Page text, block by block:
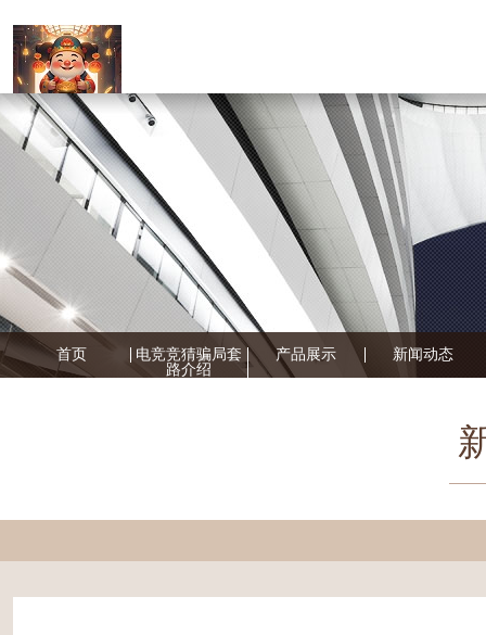
首页
电竞竞猜骗局套
路介绍
产品展示 新闻动态